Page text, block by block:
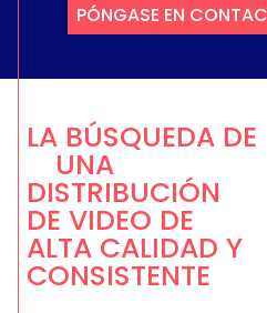
PÓNGASE EN
LA BÚSQUEDA DE
UNA
DISTRIBUCIÓN
DE VIDEO DE
ALTA CALIDAD Y
CONSISTENTE